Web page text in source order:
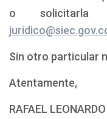
o solicitarla
Sin otro particular
Atentamente,
RAFAEL